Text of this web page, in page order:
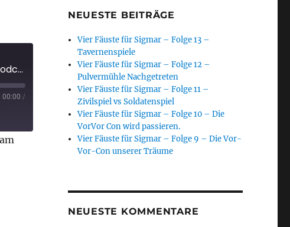
Vier Fäuste für Sigmar - Ein Warhammer Larp Podcast - Folge 0
00:00 /
NEUESTE BEITRÄGE
Vier Fäuste für Sigmar – Folge 13 –
Tavernenspiele
Vier Fäuste für Sigmar – Folge 12 –
Pulvermühle Nachgetreten
Vier Fäuste für Sigmar – Folge 11 –
Zivilspiel vs Soldatenspiel
Vier Fäuste für Sigmar – Folge 10 – Die
VorVor Con wird passieren.
Vier Fäuste für Sigmar – Folge 9 – Die Vor-
Vor-Con unserer Träume
NEUESTE KOMMENTARE